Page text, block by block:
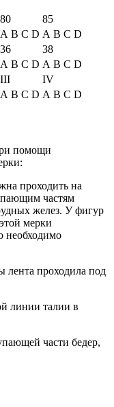
80
85
A B C D A B C D
36
38
A B C D A B C D
III
IV
A B C D A B C D
помощи
проходить на
частям
желез. У фигур
мерки
необходимо
лента проходила под
линии талии в
части бедер,